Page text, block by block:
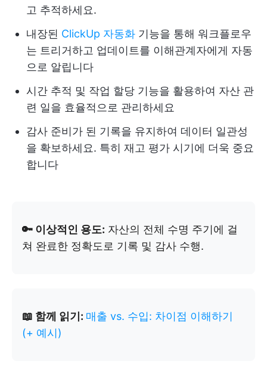
고 추적하세요.
내장된 ClickUp 자동화 기능을 통해 워크플로우
는 트리거하고 업데이트를 이해관계자에게 자동
으로 알립니다
시간 추적 및 작업 할당 기능을 활용하여 자산 관
련 일을 효율적으로 관리하세요
감사 준비가 된 기록을 유지하여 데이터 일관성
을 확보하세요. 특히 재고 평가 시기에 더욱 중요
합니다
🔑 이상적인 용도: 자산의 전체 수명 주기에 걸
쳐 완료한 정확도로 기록 및 감사 수행.
📖 함께 읽기: 매출 vs. 수입: 차이점 이해하기
(+ 예시)